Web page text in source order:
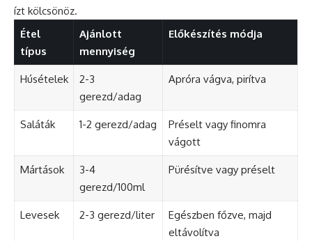
ízt kölcsönöz.
Étel
típus
Ajánlott
mennyiség
Előkészítés módja
Húsételek
2-3
gerezd/adag
Apróra vágva, pirítva
Saláták 1-2 gerezd/adag
Préselt vagy finomra
vágott
Mártások
3-4
gerezd/100ml
Pürésítve vagy préselt
Levesek 2-3 gerezd/liter
Egészben főzve, majd
eltávolítva